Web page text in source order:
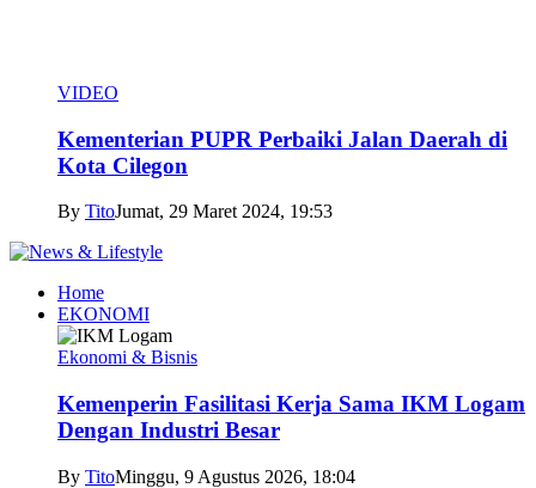
VIDEO
Kementerian PUPR Perbaiki Jalan Daerah di
Kota Cilegon
By TitoJumat, 29 Maret 2024, 19:53
Home
EKONOMI
Ekonomi & Bisnis
Kemenperin Fasilitasi Kerja Sama IKM Logam
Dengan Industri Besar
By TitoMinggu, 9 Agustus 2026, 18:04